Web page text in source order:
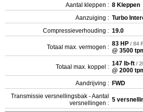
Aantal kleppen : 8 Kleppen
Aanzuiging : Turbo
Compressieverhouding : 19.0
Totaal max. vermogen : 83 HP / 84
@ 3500
Totaal max. koppel : 147 lb-ft /
@ 2000
Aandrijving : FWD
Transmissie versnellingsbak - Aantal
versnellingen : 5